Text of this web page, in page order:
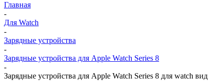
Главная
-
Для Watch
-
Зарядные устройства
-
Зарядные устройства для Apple Watch Series 8
-
Зарядные устройства для Apple Watch Series 8 для watch вид